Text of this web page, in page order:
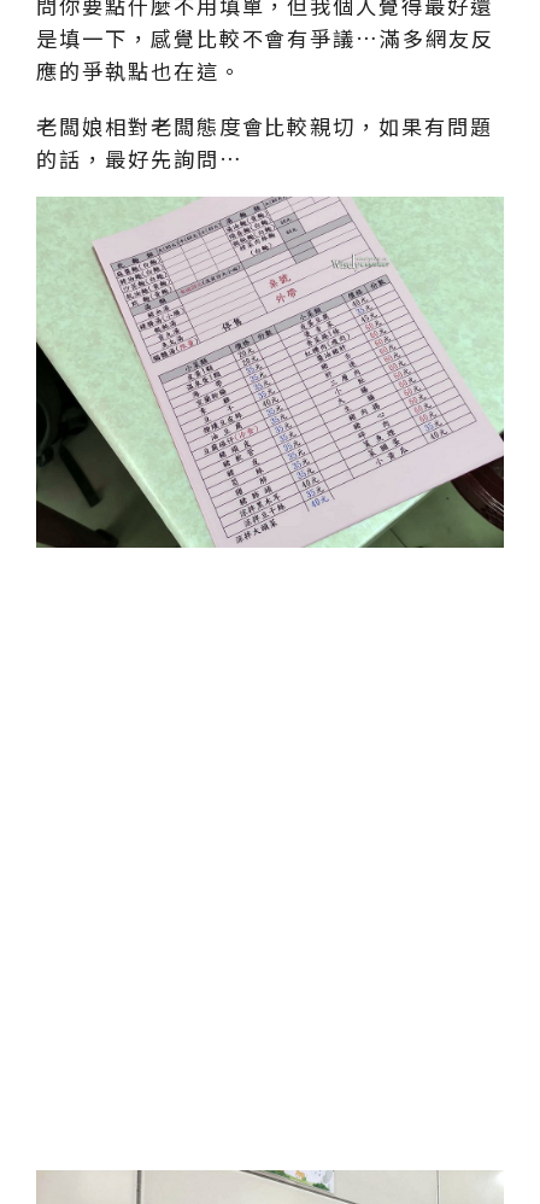
是填一下，感覺比較不會有爭議…滿多網友反
應的爭執點也在這。
老闆娘相對老闆態度會比較親切，如果有問題
的話，最好先詢問…